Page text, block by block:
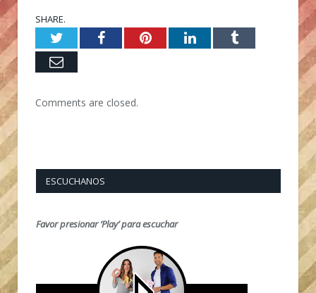
SHARE.
TwitterFacebookPinterestLinkedInTumblr
Email
Comments are closed.
ESCUCHANOS
Favor presionar ‘Play’ para escuchar